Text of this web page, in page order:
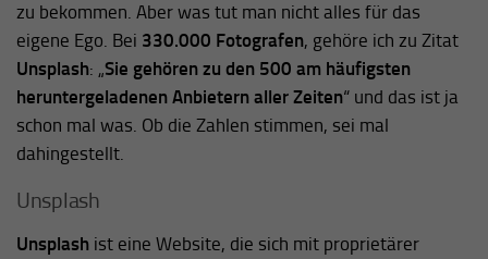
zu bekommen. Aber was tut man nicht alles für das
eigene Ego. Bei 330.000 Fotografen, gehöre ich zu Zitat
Unsplash: „Sie gehören zu den 500 am häufigsten
heruntergeladenen Anbietern aller Zeiten“ und das ist ja
schon mal was. Ob die Zahlen stimmen, sei mal
dahingestellt.
Unsplash
Unsplash ist eine Website, die sich mit proprietärer